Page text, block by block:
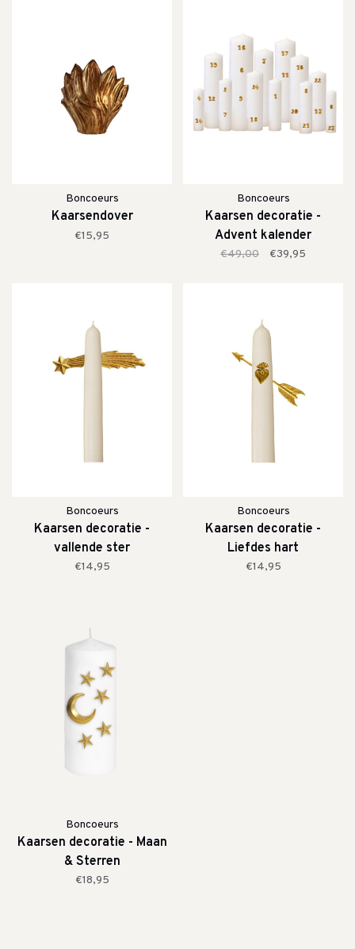
Boncoeurs
Kaarsendover
€15,95
Boncoeurs
Kaarsen decoratie -
Advent kalender
€49,00 €39,95
Boncoeurs
Kaarsen decoratie -
vallende ster
€14,95
Boncoeurs
Kaarsen decoratie -
Liefdes hart
€14,95
Boncoeurs
Kaarsen decoratie - Maan
& Sterren
€18,95